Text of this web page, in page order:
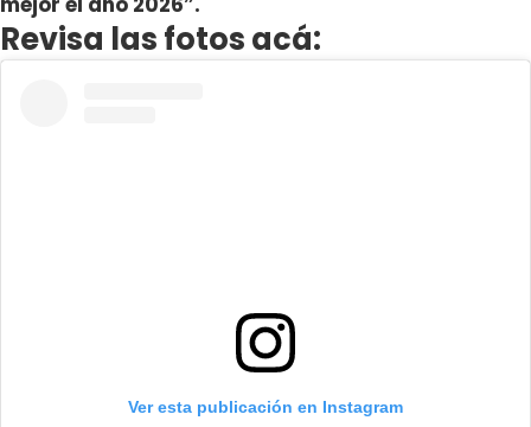
Revisa las fotos acá:
Ver esta publicación en Instagram